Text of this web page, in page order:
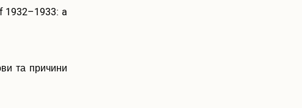
1932–1933: a
та причини